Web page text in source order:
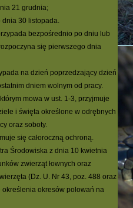
21 grudnia;
30 listopada.
bezpośrednio po dniu lub
się pierwszego dnia
na dzień poprzedzający dzień
dniem wolnym od pracy.
mowa w ust. 1-3, przyjmuje
i święta określone w odrębnych
oraz soboty.
się całoroczną ochroną.
Środowiska z dnia 10 kwietnia
zwierząt łownych oraz
(Dz. U. Nr 43, poz. 488 oraz
określenia okresów polowań na